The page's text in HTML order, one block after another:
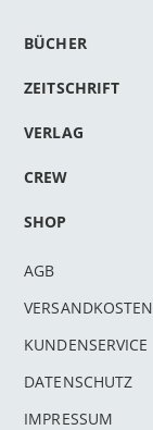
BÜCHER
ZEITSCHRIFT
VERLAG
CREW
SHOP
AGB
VERSANDKOSTEN
KUNDENSERVICE
DATENSCHUTZ
IMPRESSUM